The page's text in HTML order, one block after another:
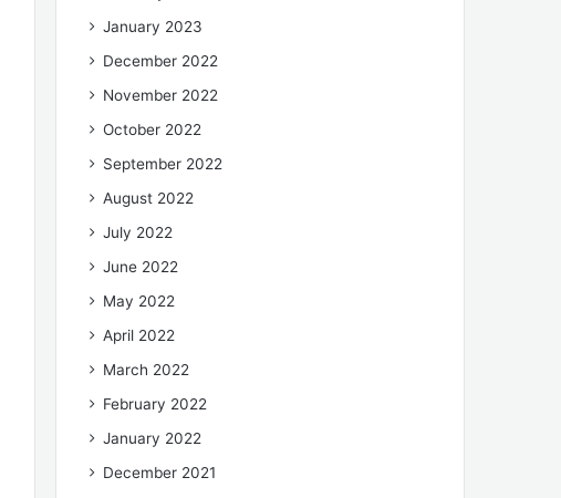
January 2023
December 2022
November 2022
October 2022
September 2022
August 2022
July 2022
June 2022
May 2022
April 2022
March 2022
February 2022
January 2022
December 2021